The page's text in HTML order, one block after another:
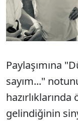
Paylaşımına
sayım..."
gelindiğinin